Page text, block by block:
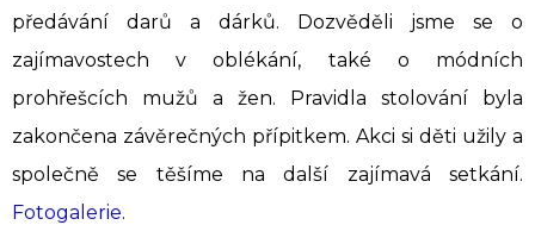
předávání darů a dárků. Dozvěděli jsme se o
zajímavostech v oblékání, také o módních
prohřešcích mužů a žen. Pravidla stolování byla
zakončena závěrečných přípitkem. Akci si děti užily a
společně se těšíme na další zajímavá setkání.
Fotogalerie.